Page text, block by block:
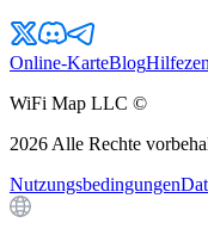
Online-KarteBlog
WiFi Map LLC ©
2026 Alle Rechte
Nutzungsbedingungen